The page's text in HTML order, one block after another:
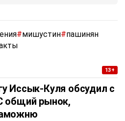
#мишустин#пашинян
13+
Иссык-Куля обсудил с
общий рынок,